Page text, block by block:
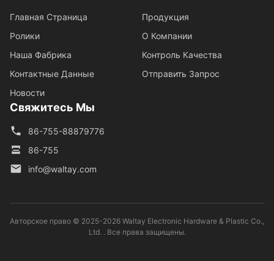
Главная Страница
Продукция
Ролики
О Компании
Наша Фабрика
Контроль Качества
Контактные Данные
Отправить Запрос
Новости
Свяжитесь Мы
86-755-88879776
86-755
info@waltay.com
Авторское право © 2025-2026 Waltay Electronic Hardware & Plastic Co.,
Ltd. . Все права защищены.